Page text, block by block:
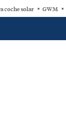
coche solar GWM